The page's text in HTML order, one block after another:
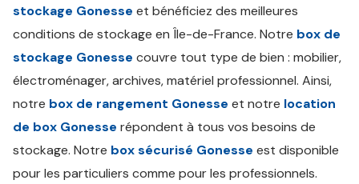
stockage Gonesse et bénéficiez des meilleures
conditions de stockage en Île-de-France. Notre box de
stockage Gonesse couvre tout type de bien : mobilier,
électroménager, archives, matériel professionnel. Ainsi,
notre box de rangement Gonesse et notre location
de box Gonesse répondent à tous vos besoins de
stockage. Notre box sécurisé Gonesse est disponible
pour les particuliers comme pour les professionnels.